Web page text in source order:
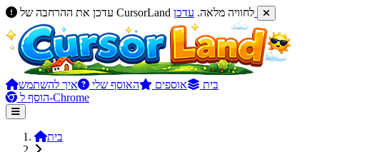
עדכן את ההרחבה של CursorLand לחוויה מלאה.
בית אוספים האוסף שלי
איך להשתמש
הוסף ל-Chrome
בית